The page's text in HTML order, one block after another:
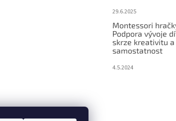
29.6.2025
Montessori
Podpora vývoje
skrze kreativitu a
samostatnost
4.5.2024